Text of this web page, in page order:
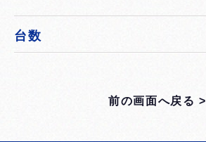
台数
前の画面へ戻る >